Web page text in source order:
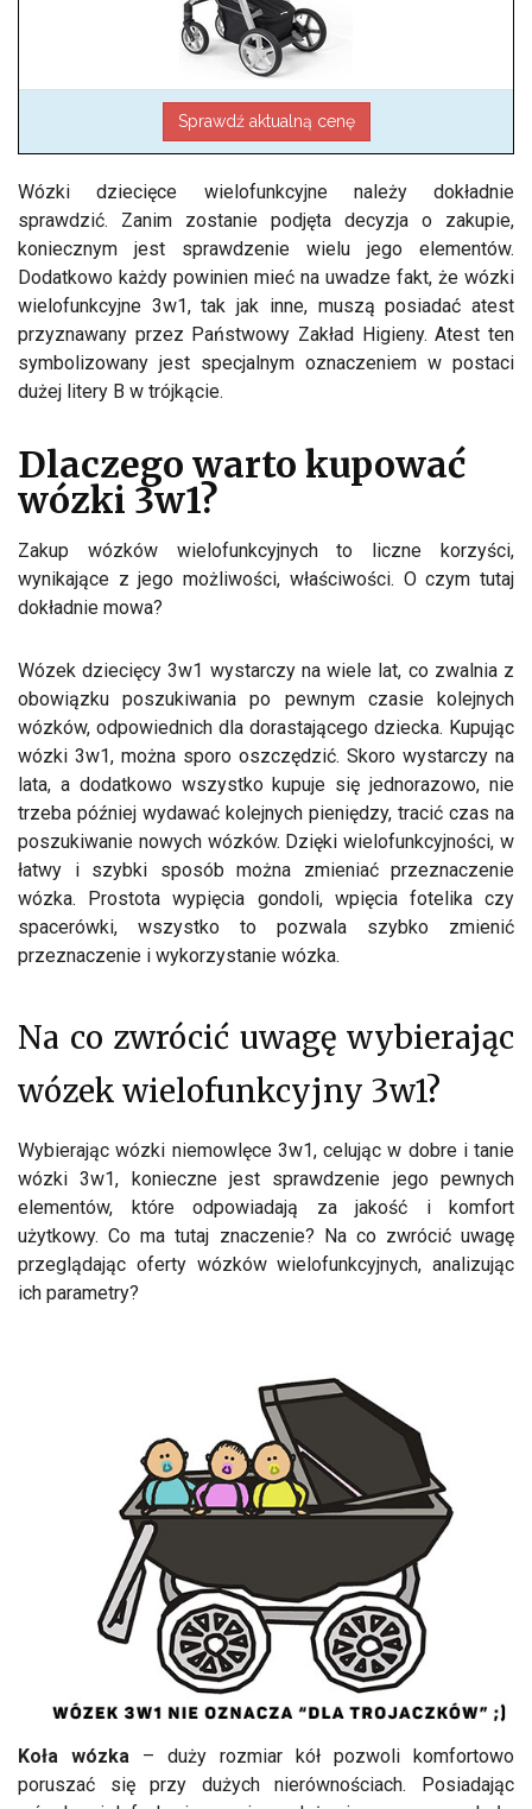
Sprawdź aktualną cenę
Wózki dziecięce wielofunkcyjne należy dokładnie
sprawdzić. Zanim zostanie podjęta decyzja o zakupie,
koniecznym jest sprawdzenie wielu jego elementów.
Dodatkowo każdy powinien mieć na uwadze fakt, że wózki
wielofunkcyjne 3w1, tak jak inne, muszą posiadać atest
przyznawany przez Państwowy Zakład Higieny. Atest ten
symbolizowany jest specjalnym oznaczeniem w postaci
dużej litery B w trójkącie.
Dlaczego warto kupować
wózki 3w1?
Zakup wózków wielofunkcyjnych to liczne korzyści,
wynikające z jego możliwości, właściwości. O czym tutaj
dokładnie mowa?
Wózek dziecięcy 3w1 wystarczy na wiele lat, co zwalnia z
obowiązku poszukiwania po pewnym czasie kolejnych
wózków, odpowiednich dla dorastającego dziecka. Kupując
wózki 3w1, można sporo oszczędzić. Skoro wystarczy na
lata, a dodatkowo wszystko kupuje się jednorazowo, nie
trzeba później wydawać kolejnych pieniędzy, tracić czas na
poszukiwanie nowych wózków. Dzięki wielofunkcyjności, w
łatwy i szybki sposób można zmieniać przeznaczenie
wózka. Prostota wypięcia gondoli, wpięcia fotelika czy
spacerówki, wszystko to pozwala szybko zmienić
przeznaczenie i wykorzystanie wózka.
Na co zwrócić uwagę wybierając
wózek wielofunkcyjny 3w1?
Wybierając wózki niemowlęce 3w1, celując w dobre i tanie
wózki 3w1, konieczne jest sprawdzenie jego pewnych
elementów, które odpowiadają za jakość i komfort
użytkowy. Co ma tutaj znaczenie? Na co zwrócić uwagę
przeglądając oferty wózków wielofunkcyjnych, analizując
ich parametry?
Koła wózka – duży rozmiar kół pozwoli komfortowo
poruszać się przy dużych nierównościach. Posiadając